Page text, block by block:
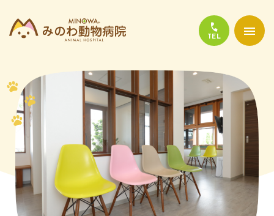
当院について
診療について
かかりやすい代表的な病気